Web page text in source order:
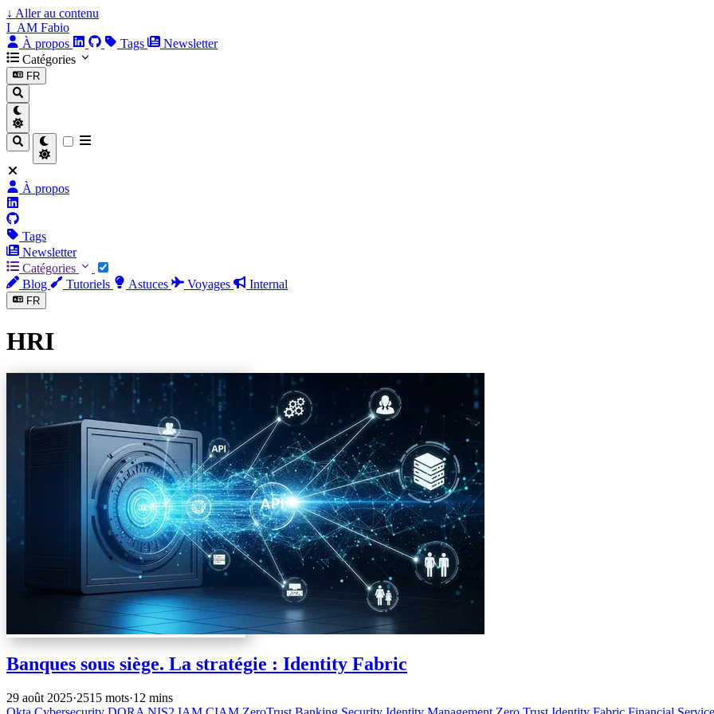
↓ Aller au contenu
I_AM Fabio
À propos
Tags
Newsletter
Catégories
FR
À propos
Tags
Newsletter
Catégories
Blog
Tutoriels Astuces Voyages Internal
FR
HRI
Banques sous siège. La stratégie : Identity Fabric
29 août 2025·2515 mots·12 mins